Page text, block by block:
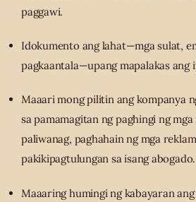
paggawi.
Idokumento ang lahat—mga sulat,
pagkaantala—upang mapalakas ang
Maaari mong pilitin ang kompanya
sa pamamagitan ng paghingi ng
paliwanag, paghahain ng mga
pakikipagtulungan sa isang abogado.
Maaaring humingi ng kabayaran